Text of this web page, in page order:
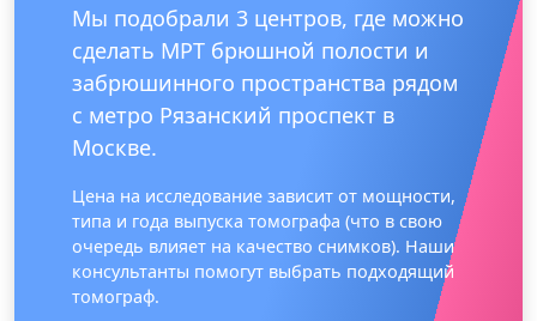
Мы подобрали 3 центров, где можно
сделать МРТ брюшной полости и
забрюшинного пространства рядом
с метро Рязанский проспект в
Москве.
Цена на исследование зависит от мощности,
типа и года выпуска томографа (что в свою
очередь влияет на качество снимков). Наши
консультанты помогут выбрать подходящий
томограф.